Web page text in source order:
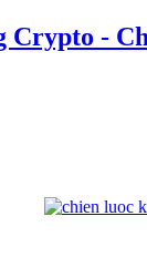
Crypto -